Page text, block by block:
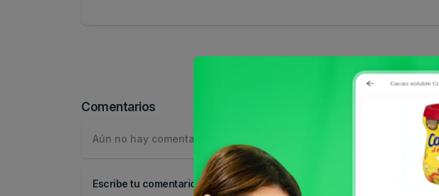
Comentarios
Aún no hay comentarios.
Escribe tu comentario